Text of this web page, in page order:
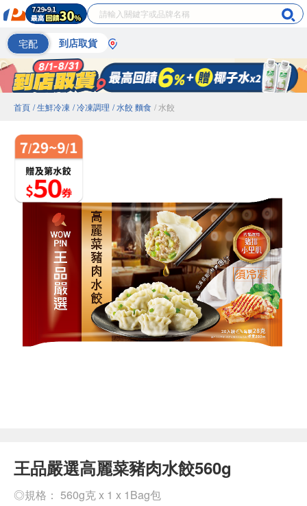
宅配 到店取貨
首頁 / 生鮮冷凍 / 冷凍調理 / 水餃 麵食 / 水餃
王品嚴選高麗菜豬肉水餃560g
◎規格： 560g克 x 1 x 1Bag包